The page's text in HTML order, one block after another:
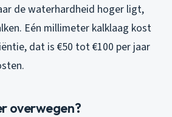
de waterhardheid hoger ligt,
Eén millimeter kalklaag kost
dat is €50 tot €100 per jaar
overwegen?